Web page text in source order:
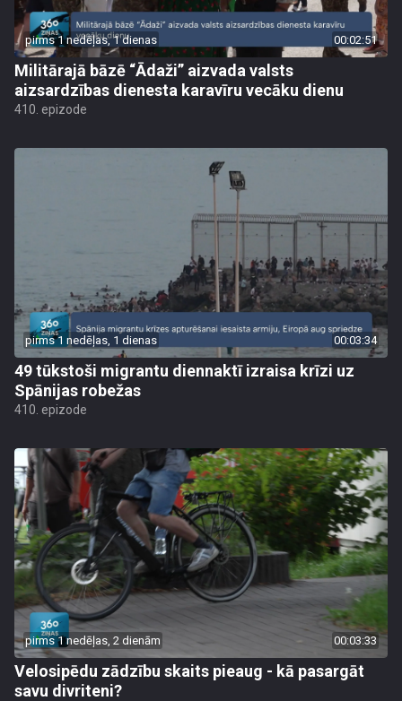
pirms 1 nedēļas, 1 dienas 00:02:51
Militārajā bāzē “Ādaži” aizvada valsts
aizsardzības dienesta karavīru vecāku dienu
410. epizode
pirms 1 nedēļas, 1 dienas 00:03:34
49 tūkstoši migrantu diennaktī izraisa krīzi uz
Spānijas robežas
410. epizode
pirms 1 nedēļas, 2 dienām 00:03:33
Velosipēdu zādzību skaits pieaug - kā pasargāt
savu divriteni?